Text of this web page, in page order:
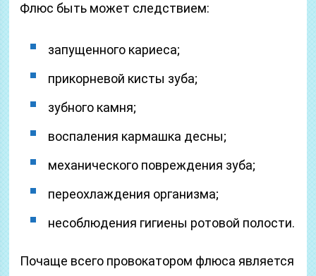
Флюс быть может следствием:
запущенного кариеса;
прикорневой кисты зуба;
зубного камня;
воспаления кармашка десны;
механического повреждения зуба;
переохлаждения организма;
несоблюдения гигиены ротовой полости.
Почаще всего провокатором флюса является